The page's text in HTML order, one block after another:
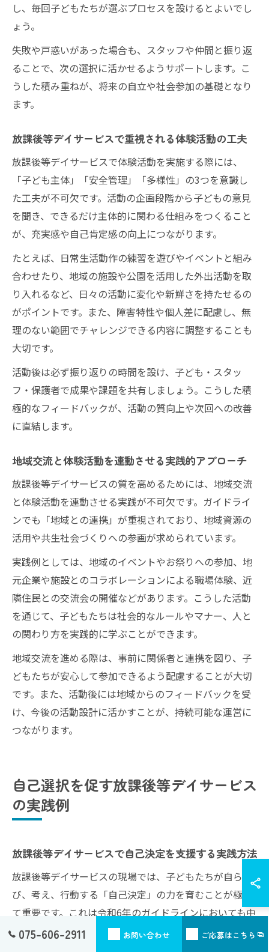
し、毎回子どもたちが選ぶプロセスを設けるとよいでし
ょう。
失敗や戸惑いがあった場合も、スタッフや仲間と振り返
ることで、次の選択に活かせるようサポートします。こ
うした積み重ねが、将来の自立や社会参加の基礎となり
ます。
放課後等デイサービスで重視される体験活動の工夫
放課後等デイサービスで体験活動を実施する際には、
「子ども主体」「安全管理」「多様性」の3つを意識し
た工夫が不可欠です。活動の企画段階から子どもの意見
を聞き、できるだけ主体的に関わる仕組みをつくること
が、充実感や自己肯定感の向上につながります。
たとえば、日常生活動作の練習を遊びやイベントと組み
合わせたり、地域の施設や公園を活用した外出活動を取
り入れるなど、日々の活動に変化や新鮮さを持たせるの
がポイントです。また、障害特性や個人差に配慮し、無
理のない範囲でチャレンジできる内容に調整することも
大切です。
活動後は必ず振り返りの時間を設け、子ども・スタッ
フ・保護者で成果や課題を共有しましょう。こうした積
極的なフィードバックが、活動の質向上や次回への改善
に直結します。
地域交流と体験活動を連動させる実践的アプローチ
放課後等デイサービスの質を高めるためには、地域交流
と体験活動を連動させる実践が不可欠です。ガイドライ
ンでも「地域との連携」が重視されており、地域資源の
活用や共生社会づくりへの参画が求められています。
実践例としては、地域のイベントやお祭りへの参加、地
元企業や施設とのコラボレーションによる職場体験、近
隣住民との交流会の開催などがあります。こうした活動
を通じて、子どもたちは社会的なルールやマナー、人と
の関わり方を実践的に学ぶことができます。
地域交流を進める際は、事前に関係者と連携を図り、子
どもたちが安心して参加できるよう配慮することが大切
です。また、活動後には地域からのフィードバックを受
け、今後の活動設計に活かすことが、持続可能な運営に
つながります。
自己選択を促す放課後等デイサービス
の実践例
放課後等デイサービスで自己決定を支援する実践方法
放課後等デイサービスの現場では、子どもたちが自ら選
び、考え、行動する「自己決定」の力を育むことが極め
て重要です。これは令和6年のガイドラインにおいても中
心的なキーワードとなっており、日常活動やイベントの
075-606-2911 お問い合わせ ご応募はこちら